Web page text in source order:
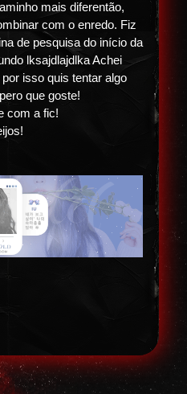
mais diferentão,
com o enredo. Fiz
de pesquisa do início da
lksajdlajdlka Achei
isso quis tentar algo
que goste!
com a fic!